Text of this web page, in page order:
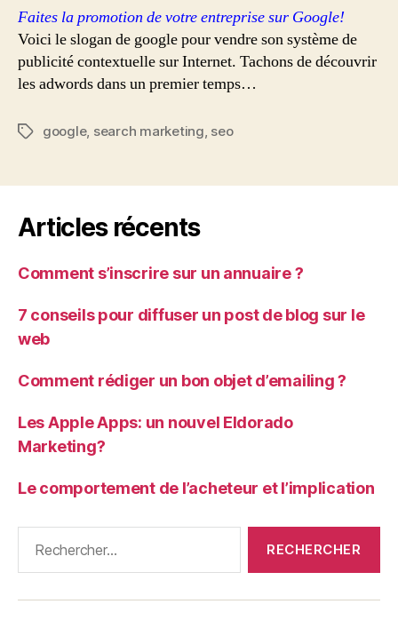
Définition
fonctionnement
général
Faites la promotion de votre entreprise sur Google!
Voici le slogan de google pour vendre son système de
publicité contextuelle sur Internet. Tachons de découvrir
les adwords dans un premier temps…
Étiquettes
google, search marketing, seo
Articles récents
Comment s’inscrire sur un annuaire ?
7 conseils pour diffuser un post de blog sur le
web
Comment rédiger un bon objet d’emailing ?
Les Apple Apps: un nouvel Eldorado
Marketing?
Le comportement de l’acheteur et l’implication